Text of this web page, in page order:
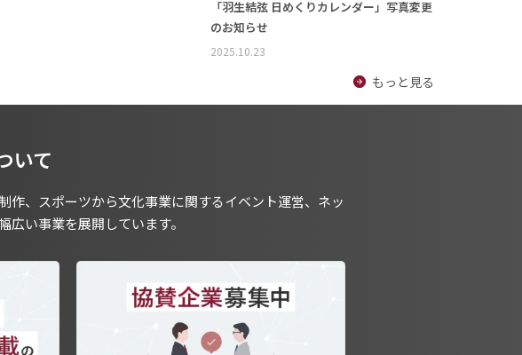
「羽生結弦 日めくりカレンダー」写真変更
のお知らせ
2025.10.23
もっと見る
いて
作、スポーツから文化事業に関するイベント運営、ネッ
広い事業を展開しています。